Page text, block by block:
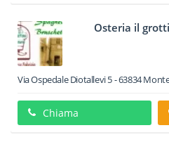
Osteria il
Via Ospedale Diotallevi 5-63834
Chiama